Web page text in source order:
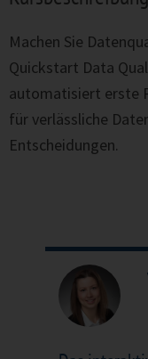
Machen Sie
Quickstart Data
automatisiert erste
für verlässliche
Entscheidungen.